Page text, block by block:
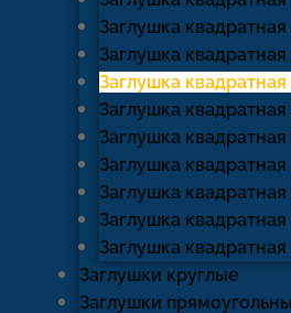
Заглушка
Заглушка
Заглушка
Заглушка
Заглушка
Заглушка квадратная
Заглушка
Заглушка
Заглушка квадратная
Заглушки круглые
Заглушки